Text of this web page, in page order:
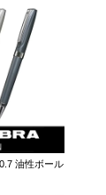
油性ボール